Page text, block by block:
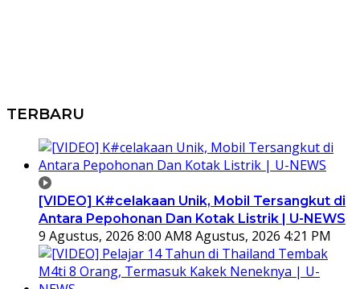
TERBARU
[VIDEO] K#celakaan Unik, Mobil Tersangkut di
Antara Pepohonan Dan Kotak Listrik | U-NEWS
9 Agustus, 2026 8:00 AM8 Agustus, 2026 4:21 PM